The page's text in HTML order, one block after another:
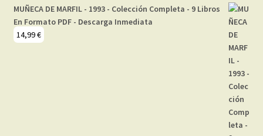
MUÑECA DE MARFIL - 1993 - Colección Completa - 9 Libros
En Formato PDF - Descarga Inmediata
14,99€